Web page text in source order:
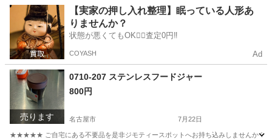
愛知 名古屋市 食器 マグカップ
【実家の押し入れ整理】眠っている人形あ
りませんか？
状態が悪くてもOK🙆‍♀️査定0円‼️
COYASH Ad
売ります
0710-207 ステンレスフードジャー
800円
名古屋市 7月22日
★★★★★ ご自宅にある不要品を是非ジモティースポットへお持ち込みしませんか？